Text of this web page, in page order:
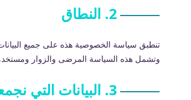
2. النطاق
تنطبق سياسة الخصوصية هذه على جميع
وتشمل هذه السياسة المرضى والزوار
3. البيانات التي نجمعها